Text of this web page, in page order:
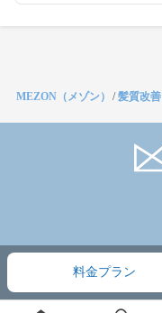
料金プラン
MEZON（メゾン） /髪質改善